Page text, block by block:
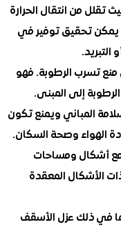
انتقال الحرارة
توفير في
الرطوبة. فهو
المبنى.
ويمنع تكون
وصحة السكان.
ومساحات
المعقدة
عزل الأسقف